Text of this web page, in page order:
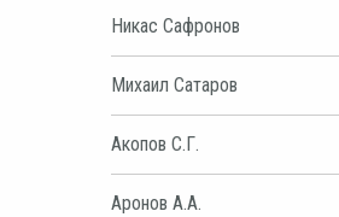
Никас Сафронов
Михаил Сатаров
Акопов С.Г.
Аронов А.А.